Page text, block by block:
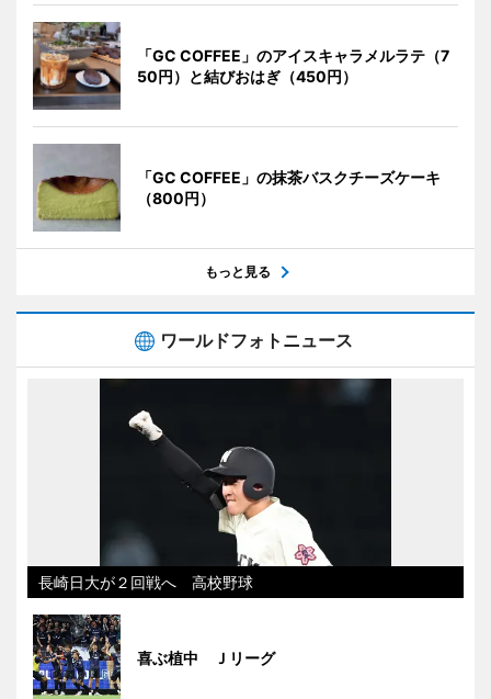
「GC COFFEE」のアイスキャラメルラテ（7
50円）と結びおはぎ（450円）
「GC COFFEE」の抹茶バスクチーズケーキ
（800円）
もっと見る
ワールドフォトニュース
長崎日大が２回戦へ 高校野球
喜ぶ植中 Ｊリーグ